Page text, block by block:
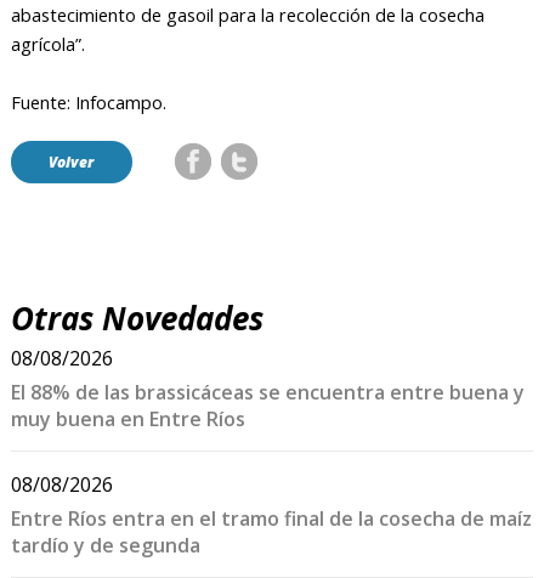
abastecimiento de gasoil para la recolección de la cosecha
agrícola”.
Fuente: Infocampo.
Volver
Otras Novedades
08/08/2026
El 88% de las brassicáceas se encuentra entre buena y
muy buena en Entre Ríos
08/08/2026
Entre Ríos entra en el tramo final de la cosecha de maíz
tardío y de segunda